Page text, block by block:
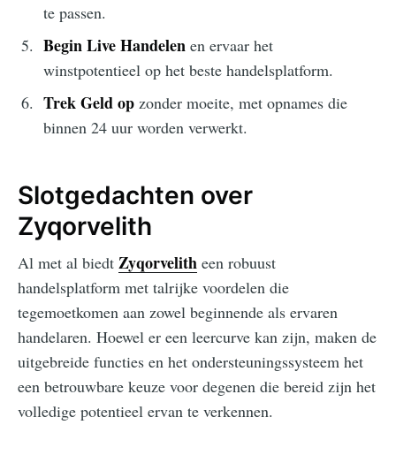
te passen.
Begin Live Handelenen ervaar het
winstpotentieel op het beste handelsplatform.
Trek Geld opzonder moeite, met opnames die
binnen 24 uur worden verwerkt.
Slotgedachten over
Zyqorvelith
Al met al biedt Zyqorvelith een robuust
handelsplatform met talrijke voordelen die
tegemoetkomen aan zowel beginnende als ervaren
handelaren. Hoewel er een leercurve kan zijn, maken de
uitgebreide functies en het ondersteuningssysteem het
een betrouwbare keuze voor degenen die bereid zijn het
volledige potentieel ervan te verkennen.